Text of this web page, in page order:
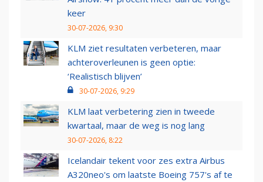
keer
30-07-2026, 9:30
KLM ziet resultaten verbeteren, maar
achteroverleunen is geen optie:
‘Realistisch blijven’
30-07-2026, 9:29
KLM laat verbetering zien in tweede
kwartaal, maar de weg is nog lang
30-07-2026, 8:22
Icelandair tekent voor zes extra Airbus
A320neo's om laatste Boeing 757's af te